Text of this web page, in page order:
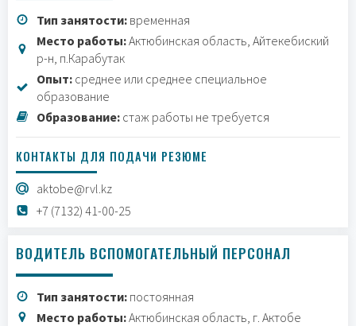
Тип занятости: временная
Место работы:Актюбинская область, Айтекебиский
р-н, п.Карабутак
Опыт: среднее или среднее специальное
образование
Образование: стаж работы не требуется
КОНТАКТЫ ДЛЯ ПОДАЧИ РЕЗЮМЕ
aktobe@rvl.kz
+7 (7132) 41-00-25
ВОДИТЕЛЬ ВСПОМОГАТЕЛЬНЫЙ ПЕРСОНАЛ
Тип занятости: постоянная
Место работы:Актюбинская область, г. Актобе